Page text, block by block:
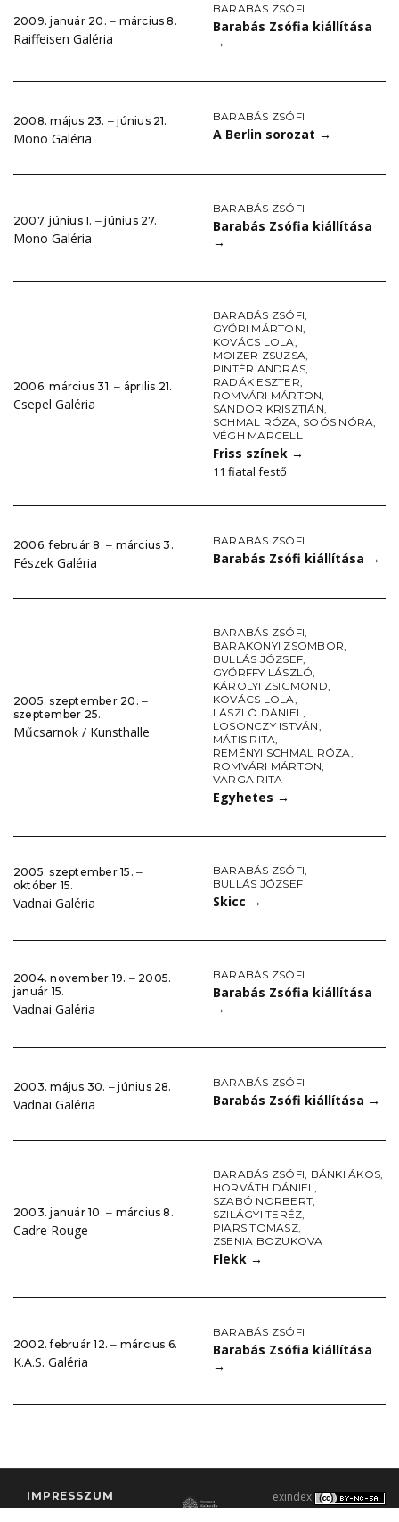
2009. január 20. ‒ március 8.
Raiffeisen Galéria
BARABÁS ZSÓFI
Barabás Zsófia kiállítása
→
2008. május 23. ‒ június 21.
Mono Galéria
BARABÁS ZSÓFI
A Berlin sorozat →
2007. június 1. ‒ június 27.
Mono Galéria
BARABÁS ZSÓFI
Barabás Zsófia kiállítása
→
2006. március 31. ‒ április 21.
Csepel Galéria
BARABÁS ZSÓFI,
GYŐRI MÁRTON,
KOVÁCS LOLA,
MOIZER ZSUZSA,
PINTÉR ANDRÁS,
RADÁK ESZTER,
ROMVÁRI MÁRTON,
SÁNDOR KRISZTIÁN,
SCHMAL RÓZA, SOÓS NÓRA,
VÉGH MARCELL
Friss színek →
11 fiatal festő
2006. február 8. ‒ március 3.
Fészek Galéria
BARABÁS ZSÓFI
Barabás Zsófi kiállítása →
2005. szeptember 20. ‒
szeptember 25.
Műcsarnok / Kunsthalle
BARABÁS ZSÓFI,
BARAKONYI ZSOMBOR,
BULLÁS JÓZSEF,
GYŐRFFY LÁSZLÓ,
KÁROLYI ZSIGMOND,
KOVÁCS LOLA,
LÁSZLÓ DÁNIEL,
LOSONCZY ISTVÁN,
MÁTIS RITA,
REMÉNYI SCHMAL RÓZA,
ROMVÁRI MÁRTON,
VARGA RITA
Egyhetes →
2005. szeptember 15. ‒
október 15.
Vadnai Galéria
BARABÁS ZSÓFI,
BULLÁS JÓZSEF
Skicc →
2004. november 19. ‒ 2005.
január 15.
Vadnai Galéria
BARABÁS ZSÓFI
Barabás Zsófia kiállítása
→
2003. május 30. ‒ június 28.
Vadnai Galéria
BARABÁS ZSÓFI
Barabás Zsófi kiállítása →
2003. január 10. ‒ március 8.
Cadre Rouge
BARABÁS ZSÓFI, BÁNKI ÁKOS,
HORVÁTH DÁNIEL,
SZABÓ NORBERT,
SZILÁGYI TERÉZ,
PIARS TOMASZ,
ZSENIA BOZUKOVA
Flekk →
2002. február 12. ‒ március 6.
K.A.S. Galéria
BARABÁS ZSÓFI
Barabás Zsófia kiállítása
→
IMPRESSZUM
exindex